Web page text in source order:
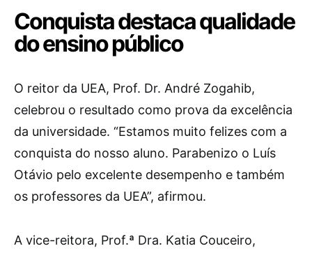
Conquista destaca qualidade
do ensino público
O reitor da UEA, Prof. Dr. André Zogahib,
celebrou o resultado como prova da excelência
da universidade. “Estamos muito felizes com a
conquista do nosso aluno. Parabenizo o Luís
Otávio pelo excelente desempenho e também
os professores da UEA”, afirmou.
A vice-reitora, Prof.ª Dra. Katia Couceiro,